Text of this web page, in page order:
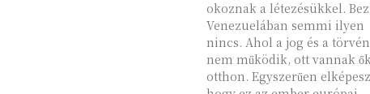
okoznak a létezésükkel.
Venezuelában semmi ilyen
nincs. Ahol a jog és a
nem működik, ott vannak
otthon. Egyszerűen